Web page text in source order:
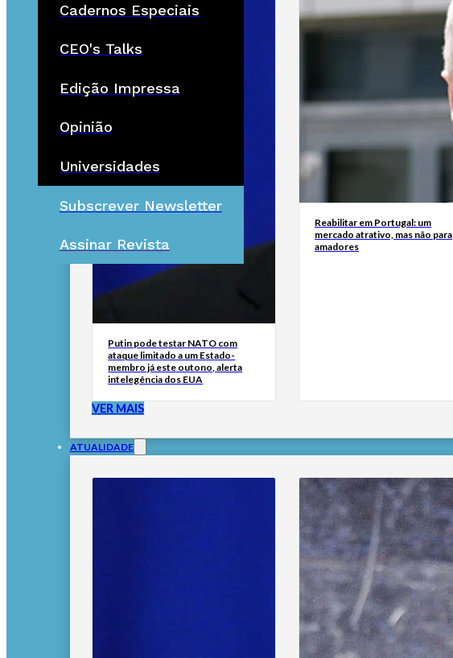
Cadernos Especiais
CEO's Talks
Edição Impressa
Opinião
Universidades
Subscrever Newsletter
Assinar Revista
Putin pode testar NATO com
ataque limitado a um Estado-
membro já este outono, alerta
intelegência dos EUA
Reabilitar em Portugal: um
mercado atrativo, mas não para
amadores
VER MAIS
ATUALIDADE